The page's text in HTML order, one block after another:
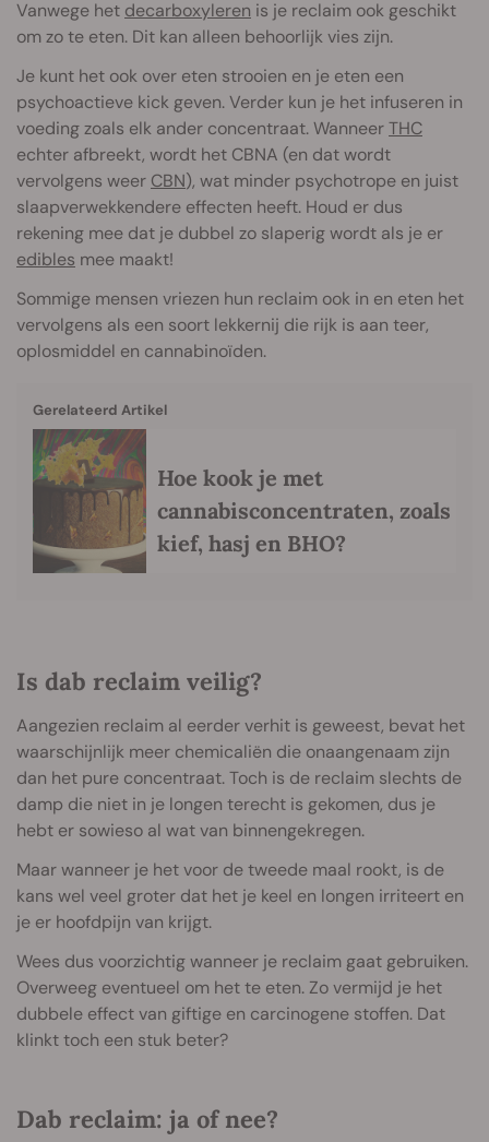
Vanwege het decarboxyleren is je reclaim ook geschikt
om zo te eten. Dit kan alleen behoorlijk vies zijn.
Je kunt het ook over eten strooien en je eten een
psychoactieve kick geven. Verder kun je het infuseren in
voeding zoals elk ander concentraat. WanneerTHC
echter afbreekt, wordt het CBNA (en dat wordt
vervolgens weer CBN), wat minder psychotrope en juist
slaapverwekkendere effecten heeft. Houd er dus
rekening mee dat je dubbel zo slaperig wordt als je er
edibles mee maakt!
Sommige mensen vriezen hun reclaim ook in en eten het
vervolgens als een soort lekkernij die rijk is aan teer,
oplosmiddel en cannabinoïden.
Gerelateerd Artikel
Hoe kook je met
cannabisconcentraten, zoals
kief, hasj en BHO?
Is dab reclaim veilig?
Aangezien reclaim al eerder verhit is geweest, bevat het
waarschijnlijk meer chemicaliën die onaangenaam zijn
dan het pure concentraat. Toch is de reclaim slechts de
damp die niet in je longen terecht is gekomen, dus je
hebt er sowieso al wat van binnengekregen.
Maar wanneer je het voor de tweede maal rookt, is de
kans wel veel groter dat het je keel en longen irriteert en
je er hoofdpijn van krijgt.
Wees dus voorzichtig wanneer je reclaim gaat gebruiken.
Overweeg eventueel om het te eten. Zo vermijd je het
dubbele effect van giftige en carcinogene stoffen. Dat
klinkt toch een stuk beter?
Dab reclaim: ja of nee?